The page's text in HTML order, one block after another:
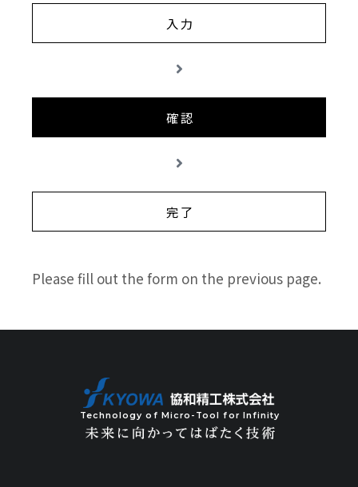
入 力
確 認
完 了
Please fill out the form on the previous page.
Technology of Micro-Tool for Infinity